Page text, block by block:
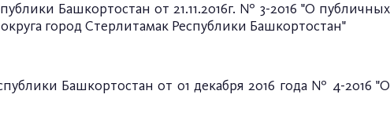
Башкортостан от 21.11.2016г. № 3-2016"О публичных
город Стерлитамак Республики Башкортостан"
Башкортостан от 01 декабря 2016 года № 4-2016"О